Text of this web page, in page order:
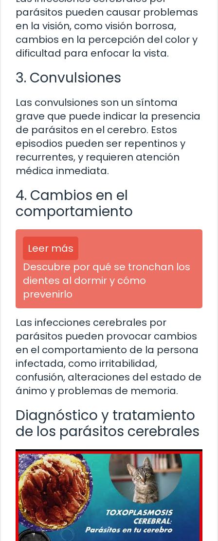
parásitos pueden causar problemas
en la visión, como visión borrosa,
cambios en la percepción del color y
dificultad para enfocar la vista.
3. Convulsiones
Las convulsiones son un síntoma
grave que puede indicar la presencia
de parásitos en el cerebro. Estos
episodios pueden ser repentinos y
recurrentes, y requieren atención
médica inmediata.
4. Cambios en el
comportamiento
Leer más
Descubre por qué se tronchan los
dientes al dormir y cómo
prevenirlo
Las infecciones cerebrales por
parásitos pueden provocar cambios
en el comportamiento de la persona
infectada, como irritabilidad,
confusión, alteraciones del estado de
ánimo y problemas de memoria.
Diagnóstico y tratamiento
de los parásitos cerebrales